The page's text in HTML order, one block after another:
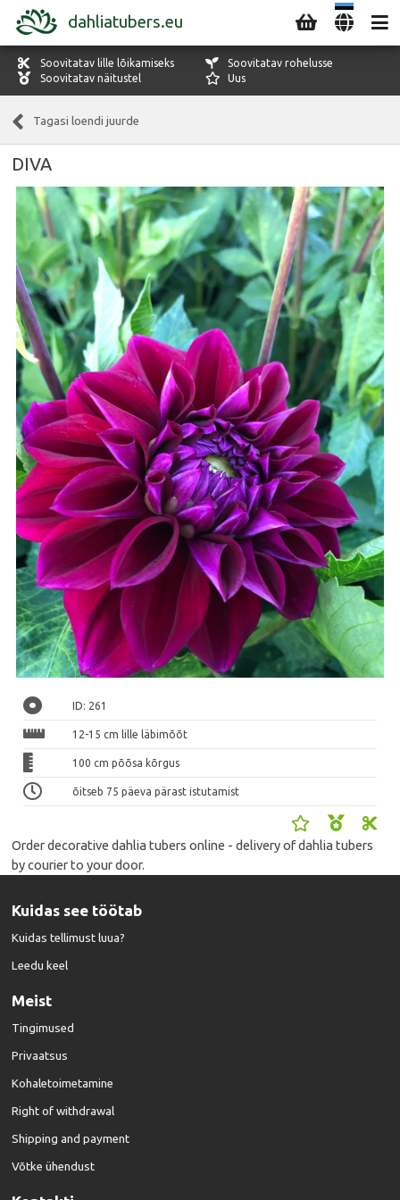
dahliatubers.eu
Soovitatav lille lõikamiseks
Soovitatav rohelusse
Soovitatav näitustel
Uus
Tagasi loendi juurde
DIVA
ID: 261
12-15 cm lille läbimõõt
100 cm põõsa kõrgus
õitseb 75 päeva pärast istutamist
Order decorative dahlia tubers online - delivery of dahlia tubers
by courier to your door.
Kuidas see töötab
Kuidas tellimust luua?
Leedu keel
Meist
Tingimused
Privaatsus
Kohaletoimetamine
Right of withdrawal
Shipping and payment
Võtke ühendust